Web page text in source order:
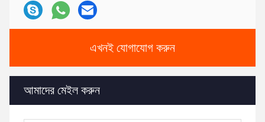
এখনই যোগাযোগ করুন
আমাদের মেইল ​​করুন